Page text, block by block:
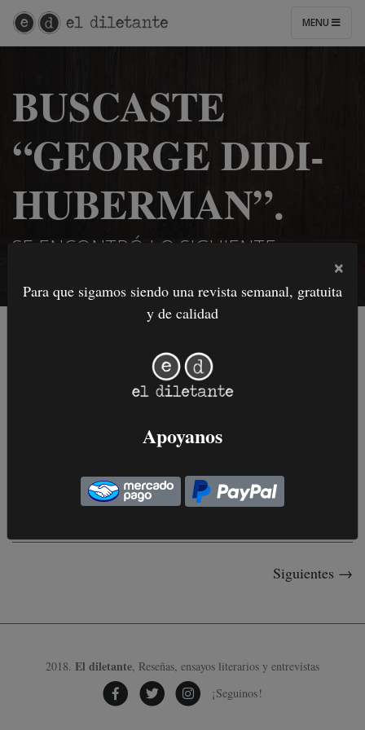
MENU
BUSCASTE
“GEORGE DIDI-
HUBERMAN”.
SE ENCONTRÓ LO SIGUIENTE:
¿Por qué obedecer?
09 de Diciembre, 2024
Siguientes →
2018. El diletante, Reseñas, ensayos literarios y entrevistas
¡Seguinos!
×
Para que sigamos siendo una revista semanal, gratuita
y de calidad
Apoyanos